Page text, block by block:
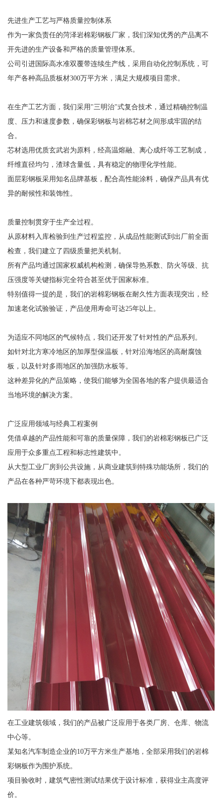
先进生产工艺与严格质量控制体系
作为一家负责任的菏泽岩棉彩钢板厂家，我们深知优秀的产品离不
开先进的生产设备和严格的质量管理体系。
公司引进国际高水准双覆带连续生产线，采用自动化控制系统，可
年产各种高品质板材300万平方米，满足大规模项目需求。
在生产工艺方面，我们采用"三明治"式复合技术，通过精确控制温
度、压力和速度参数，确保彩钢板与岩棉芯材之间形成牢固的结
合。
芯材选用优质玄武岩为原料，经高温熔融、离心成纤等工艺制成，
纤维直径均匀，渣球含量低，具有稳定的物理化学性能。
面层彩钢板采用知名品牌基板，配合高性能涂料，确保产品具有优
异的耐候性和装饰性。
质量控制贯穿于生产全过程。
从原材料入库检验到生产过程监控，从成品性能测试到出厂前全面
检查，我们建立了四级质量把关机制。
所有产品均通过国家权威机构检测，确保导热系数、防火等级、抗
压强度等关键指标完全符合甚至优于国家标准。
特别值得一提的是，我们的岩棉彩钢板在耐久性方面表现突出，经
加速老化试验验证，产品使用寿命可达25年以上。
为适应不同地区的气候特点，我们还开发了针对性的产品系列。
如针对北方寒冷地区的加厚型保温板，针对沿海地区的高耐腐蚀
板，以及针对多雨地区的加强防水板等。
这种差异化的产品策略，使我们能够为全国各地的客户提供最适合
当地环境的解决方案。
广泛应用领域与经典工程案例
凭借卓越的产品性能和可靠的质量保障，我们的岩棉彩钢板已广泛
应用于众多重点工程和标志性建筑中。
从大型工业厂房到公共设施，从商业建筑到特殊功能场所，我们的
产品在各种严苛环境下都表现出色。
在工业建筑领域，我们的产品被广泛应用于各类厂房、仓库、物流
中心等。
某知名汽车制造企业的10万平方米生产基地，全部采用我们的岩棉
彩钢板作为围护系统。
项目验收时，建筑气密性测试结果优于设计标准，获得业主高度评
价。